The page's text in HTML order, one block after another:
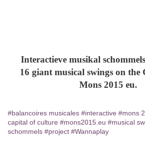
Interactieve musikal
16 giant musical swings on
Mons 2015 eu.
#balancoires musicales #interactive #mons
capital of culture #mons2015.eu #musical
schommels #project #Wannaplay